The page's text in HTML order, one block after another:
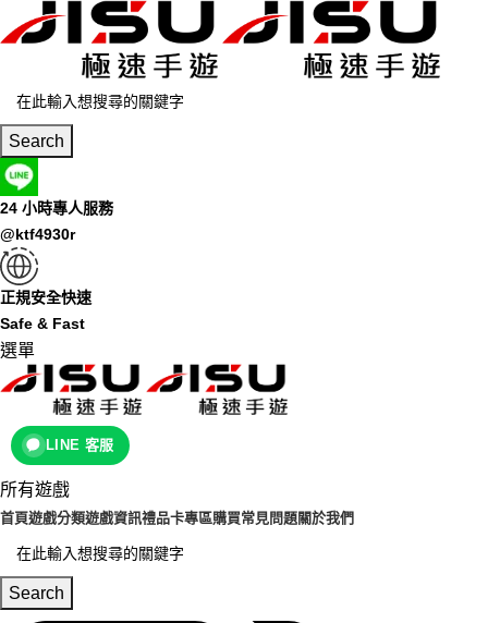
Search
24 小時專人服務
@ktf4930r
正規安全快速
Safe & Fast
選單
LINE 客服
所有遊戲
首頁遊戲分類遊戲資訊禮品卡專區購買常見問題關於我們
Search